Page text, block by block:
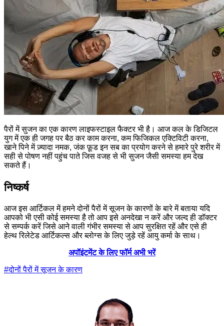
पैरों में सुजन का एक कारण लाइफस्टाइल फैक्टर भी है। आज कल के डिजिटल
युग में एक ही जगह पर बैठ कर काम करना, कम फिजिकल एक्टिविटी करना,
खाने पिने में ज़्यादा नमक, जंक फ़ूड इन सब का प्रयोग करने से हमारे पुरे शरीर में
सही से पोषण नहीं पहुंच पाते जिस वजह से भी सुजन जैसी समस्या हम देख
सकते हैं।
निष्कर्ष
आज इस आर्टिकल में हमने दोनों पैरों में सूजन के कारणों के बारे में बताया यदि
आपको भी एसी कोई समस्या है तो आप इसे अनदेखा न करें और जल्द ही डॉक्टर
से सम्पर्क करें जिसे आने वाली गंभीर समस्या से आप सुरक्षित रहें और एसे ही
हेल्थ रिलेटेड आर्टिकल्स और ब्लोग्स के लिए जुड़े रहें आयु कर्मा के साथ।
अपॉइंटमेंट के लिए फॉर्म अभी भरें
#दोनों पैरों में सूजन के कारण